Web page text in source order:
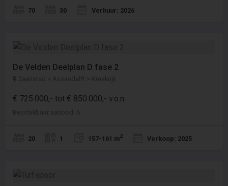
70 30 Verhuur: 2026
De Velden Deelplan D fase 2
Zaanstad > Assendelft > Kreekrijk
€ 725.000,- tot € 850.000,- v.o.n.
Beschikbaar aanbod: 6
20 1 157-161 m2 Verkoop: 2025